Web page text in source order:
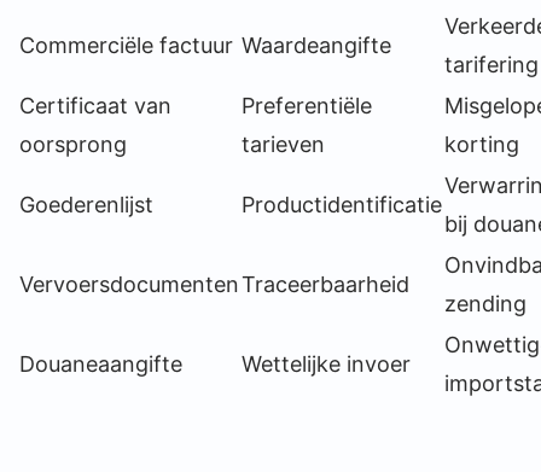
Commerciële factuur Waardeangifte
tarifering
Certificaat van
oorsprong
Preferentiële
tarieven
korting
Goederenlijst Productidentificatie
bij
VervoersdocumentenTraceerbaarheid
zending
Douaneaangifte Wettelijke invoer